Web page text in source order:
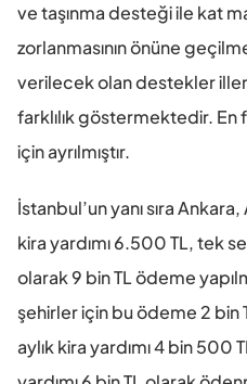
ve taşınma desteği ile kat
zorlanmasının önüne
verilecek olan destekler
farklılık göstermektedir. En
için ayrılmıştır.
İstanbul’un yanı sıra
kira yardımı 6.500 TL, tek
olarak 9 bin TL ödeme
şehirler için bu ödeme 2 bin
aylık kira yardımı 4 bin 500